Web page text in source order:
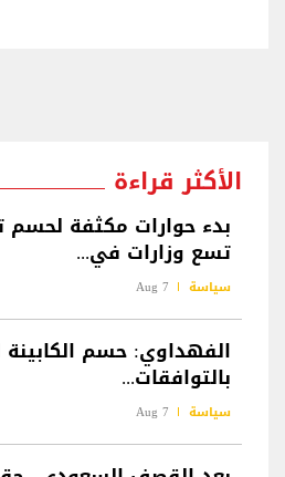
الأكثر قراءة
بدء حوارات مكثفة
تسع وزارات في...
سياسة 7 Aug
الفهداوي: حسم الكابينة
بالتوافقات...
سياسة 7 Aug